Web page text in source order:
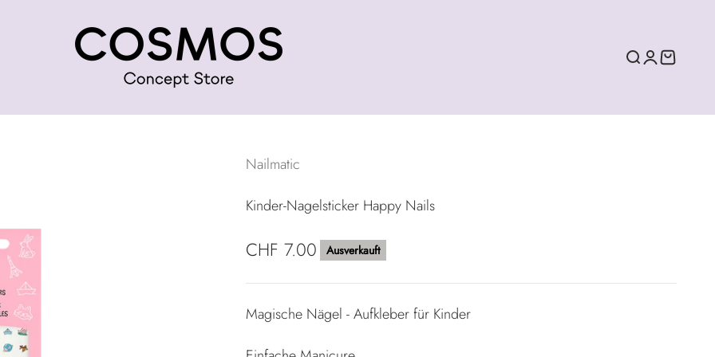
COSMOS Concept Store
SucheAnmelden
Nailmatic
Kinder-Nagelsticker Happy Nails
Angebot
CHF 7.00 Ausverkauft
Magische Nägel - Aufkleber für Kinder